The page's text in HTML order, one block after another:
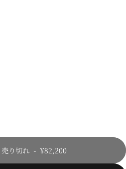
売り切れ - ¥82,200